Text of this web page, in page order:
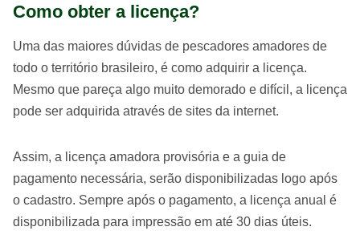
Como obter a licença?
Uma das maiores dúvidas de pescadores amadores de
todo o território brasileiro, é como adquirir a licença.
Mesmo que pareça algo muito demorado e difícil, a licença
pode ser adquirida através de sites da internet.
Assim, a licença amadora provisória e a guia de
pagamento necessária, serão disponibilizadas logo após
o cadastro. Sempre após o pagamento, a licença anual é
disponibilizada para impressão em até 30 dias úteis.